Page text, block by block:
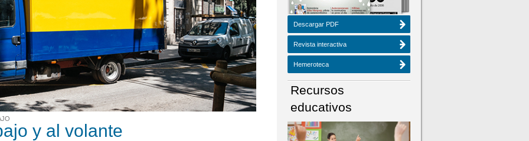
y al volante
Descargar PDF
Revista interactiva
Hemeroteca
Recursos
educativos